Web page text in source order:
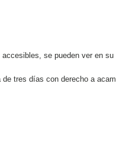
se pueden ver en su
de tres días con derecho a